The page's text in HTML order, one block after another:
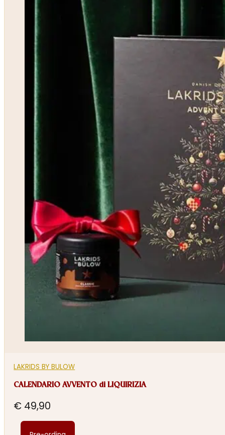
LAKRIDS BY BULOW
CALENDARIO AVVENTO di LIQUIRIZIA
€ 49,90